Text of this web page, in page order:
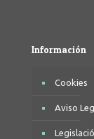
Información
Cookies
Aviso